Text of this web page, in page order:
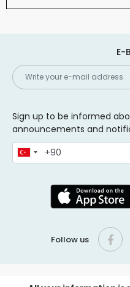
E-
Sign up to be informed
announcements and
Follow us